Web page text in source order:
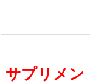
サプリメン